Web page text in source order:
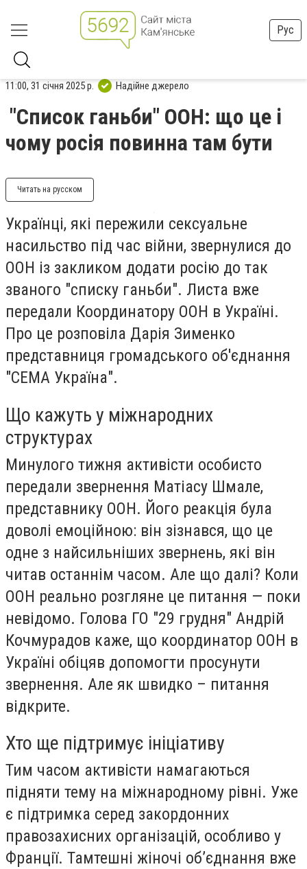
Рус
11:00, 31 січня 2025 р. Надійне джерело
"Список ганьби" ООН: що це і
чому росія повинна там бути
Читать на русском
Українці, які пережили сексуальне
насильство під час війни, звернулися до
ООН із закликом додати росію до так
званого "списку ганьби". Листа вже
передали Координатору ООН в Україні.
Про це розповіла Дарія Зименко
представниця громадського об'єднання
"СЕМА Україна".
Що кажуть у міжнародних
структурах
Минулого тижня активісти особисто
передали звернення Матіасу Шмале,
представнику ООН. Його реакція була
доволі емоційною: він зізнався, що це
одне з найсильніших звернень, які він
читав останнім часом. Але що далі? Коли
ООН реально розгляне це питання — поки
невідомо. Голова ГО "29 грудня" Андрій
Кочмурадов каже, що координатор ООН в
Україні обіцяв допомогти просунути
звернення. Але як швидко – питання
відкрите.
Хто ще підтримує ініціативу
Тим часом активісти намагаються
підняти тему на міжнародному рівні. Уже
є підтримка серед закордонних
правозахисних організацій, особливо у
Франції. Тамтешні жіночі об’єднання вже